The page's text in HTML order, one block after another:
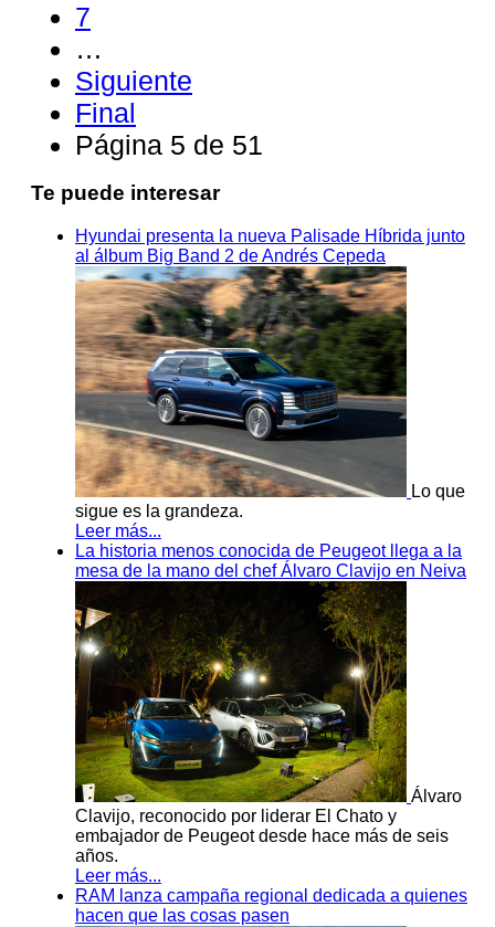
7
…
Siguiente
Final
Página 5 de 51
Te puede interesar
Hyundai presenta la nueva Palisade Híbrida junto
al álbum Big Band 2 de Andrés Cepeda
Lo que
sigue es la grandeza.
Leer más...
La historia menos conocida de Peugeot llega a la
mesa de la mano del chef Álvaro Clavijo en Neiva
Álvaro
Clavijo, reconocido por liderar El Chato y
embajador de Peugeot desde hace más de seis
años.
Leer más...
RAM lanza campaña regional dedicada a quienes
hacen que las cosas pasen